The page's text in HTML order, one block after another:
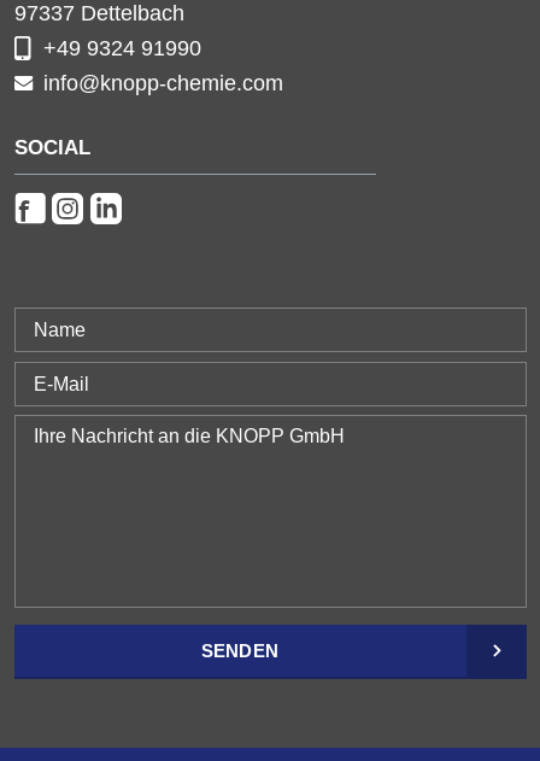
97337 Dettelbach
+49 9324 91990
info@knopp-chemie.com
SOCIAL
SENDEN